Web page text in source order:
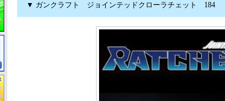
▼ ガンクラフト ジョインテッドクローラチェット 184